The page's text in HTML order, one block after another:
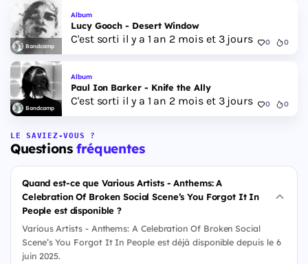
Bandcamp
Album
Lucy Gooch - Desert Window
C'est sorti il y a 1 an 2 mois et 3 jours 0 0
Bandcamp
Album
Paul Ion Barker - Knife the Ally
C'est sorti il y a 1 an 2 mois et 3 jours 0 0
LE SAVIEZ-VOUS ?
Questionsfréquentes
Quand est-ce que Various Artists - Anthems: A
Celebration Of Broken Social Scene’s You Forgot It In
People est disponible ?
Various Artists - Anthems: A Celebration Of Broken Social
Scene’s You Forgot It In People est déjà disponible depuis le 6
juin 2025.